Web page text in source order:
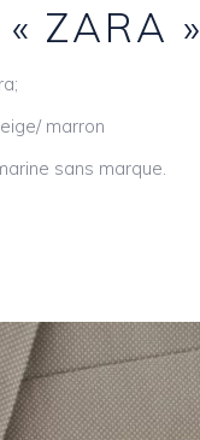
ZARA »
marron
sans marque.